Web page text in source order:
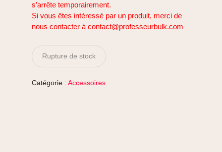
s’arrête temporairement.
Si vous êtes intéressé par un produit, merci de
nous contacter à contact@professeurbulk.com
Rupture de stock
Catégorie : Accessoires